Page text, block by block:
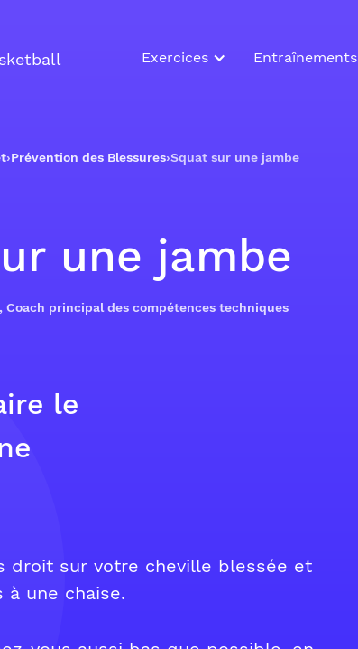
Exercices Entraînements
›Prévention des Blessures›Squat sur une jambe
une jambe
, Coach principal des compétences techniques
le
droit sur votre cheville blessée et
à une chaise.